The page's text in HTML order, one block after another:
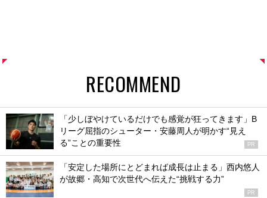
RECOMMEND
「少しぼやけているだけでも感覚が狂ってきます」B
リーグ屈指のシューター・安藤周人が明かす“見え
る”ことの重要性
PR
「安定した場所にとどまれば成長は止まる」西内悠人
が故郷・高知で次世代へ伝えた“挑戦する力”
PR